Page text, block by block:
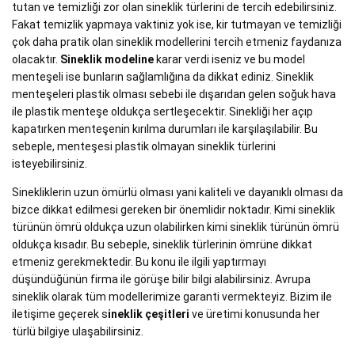
tutan ve temizliği zor olan sineklik türlerini de tercih edebilirsiniz.
Fakat temizlik yapmaya vaktiniz yok ise, kir tutmayan ve temizliği
çok daha pratik olan sineklik modellerini tercih etmeniz faydanıza
olacaktır. Sineklik modeline karar verdi iseniz ve bu model
menteşeli ise bunların sağlamlığına da dikkat ediniz. Sineklik
menteşeleri plastik olması sebebi ile dışarıdan gelen soğuk hava
ile plastik menteşe oldukça sertleşecektir. Sinekliği her açıp
kapatırken menteşenin kırılma durumları ile karşılaşılabilir. Bu
sebeple, menteşesi plastik olmayan sineklik türlerini
isteyebilirsiniz.
Sinekliklerin uzun ömürlü olması yani kaliteli ve dayanıklı olması da
bizce dikkat edilmesi gereken bir önemlidir noktadır. Kimi sineklik
türünün ömrü oldukça uzun olabilirken kimi sineklik türünün ömrü
oldukça kısadır. Bu sebeple, sineklik türlerinin ömrüne dikkat
etmeniz gerekmektedir. Bu konu ile ilgili yaptırmayı
düşündüğünün firma ile görüşe bilir bilgi alabilirsiniz. Avrupa
sineklik olarak tüm modellerimize garanti vermekteyiz. Bizim ile
iletişime geçerek sineklik çeşitleri ve üretimi konusunda her
türlü bilgiye ulaşabilirsiniz.